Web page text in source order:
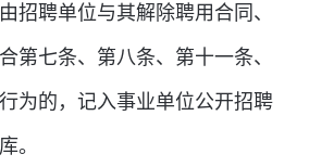
招聘单位与其解除聘用合同、
第七条、第八条、第十一条、
为的，记入事业单位公开招聘
。